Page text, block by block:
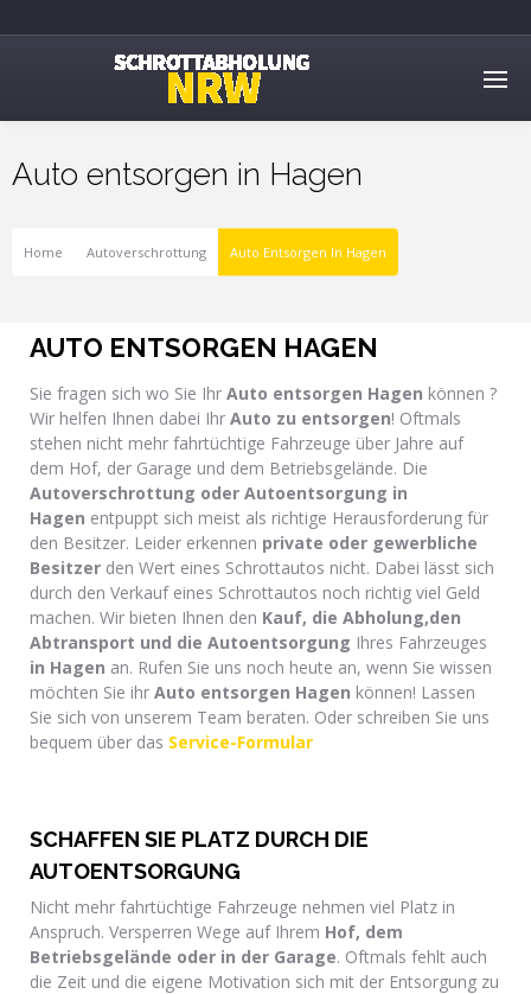
Auto entsorgen in Hagen
Home Autoverschrottung Auto Entsorgen In Hagen
AUTO ENTSORGEN HAGEN
Sie fragen sich wo Sie Ihr Auto entsorgen Hagen können ?
Wir helfen Ihnen dabei Ihr Auto zu entsorgen! Oftmals
stehen nicht mehr fahrtüchtige Fahrzeuge über Jahre auf
dem Hof, der Garage und dem Betriebsgelände. Die
Autoverschrottung oder Autoentsorgung in
Hagen entpuppt sich meist als richtige Herausforderung für
den Besitzer. Leider erkennen private oder gewerbliche
Besitzer den Wert eines Schrottautos nicht. Dabei lässt sich
durch den Verkauf eines Schrottautos noch richtig viel Geld
machen. Wir bieten Ihnen den Kauf, die Abholung,den
Abtransport und die Autoentsorgung Ihres Fahrzeuges
in Hagen an. Rufen Sie uns noch heute an, wenn Sie wissen
möchten Sie ihr Auto entsorgen Hagen können! Lassen
Sie sich von unserem Team beraten. Oder schreiben Sie uns
bequem über das Service-Formular
SCHAFFEN SIE PLATZ DURCH DIE
AUTOENTSORGUNG
Nicht mehr fahrtüchtige Fahrzeuge nehmen viel Platz in
Anspruch. Versperren Wege auf Ihrem Hof, dem
Betriebsgelände oder in der Garage. Oftmals fehlt auch
die Zeit und die eigene Motivation sich mit der Entsorgung zu